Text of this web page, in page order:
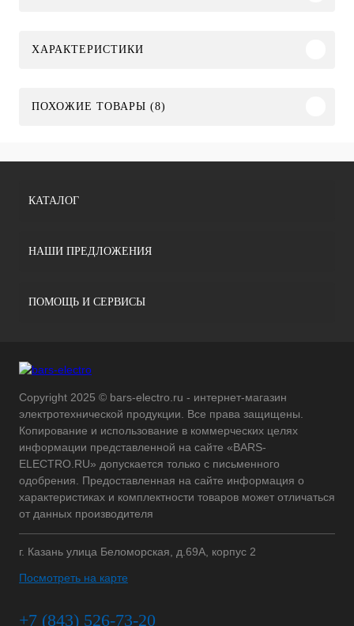
ХАРАКТЕРИСТИКИ
ПОХОЖИЕ ТОВАРЫ (8)
КАТАЛОГ
НАШИ ПРЕДЛОЖЕНИЯ
ПОМОЩЬ И СЕРВИСЫ
Copyright 2025 © bars-electro.ru - интернет-магазин
электротехнической продукции. Все права защищены.
Копирование и использование в коммерческих целях
информации представленной на сайте «BARS-
ELECTRO.RU» допускается только с письменного
одобрения. Предоставленная на сайте информация о
характеристиках и комплектности товаров может отличаться
от данных производителя
г. Казань улица Беломорская, д.69А, корпус 2
Посмотреть на карте
+7 (843) 526-73-20